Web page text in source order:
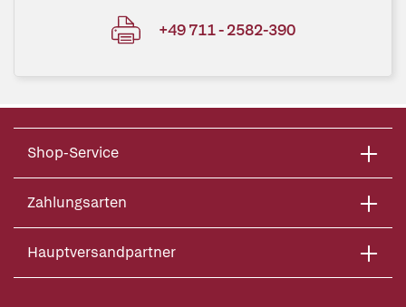
+49 711 - 2582-390
Shop-Service
Zahlungsarten
Hauptversandpartner